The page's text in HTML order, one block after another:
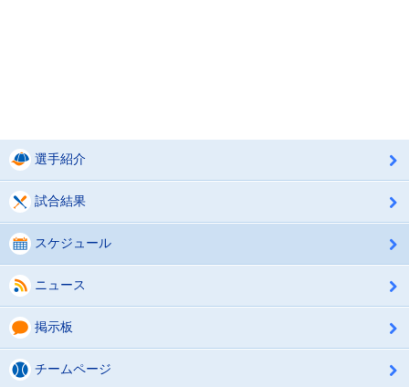
選手紹介
試合結果
スケジュール
ニュース
掲示板
チームページ